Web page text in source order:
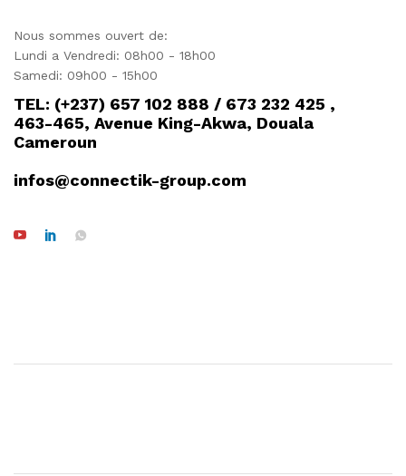
Nous sommes ouvert de:
Lundi a Vendredi: 08h00 - 18h00
Samedi: 09h00 - 15h00
TEL: (+237) 657 102 888 / 673 232 425 ,
463-465, Avenue King-Akwa, Douala
Cameroun
infos@connectik-group.com